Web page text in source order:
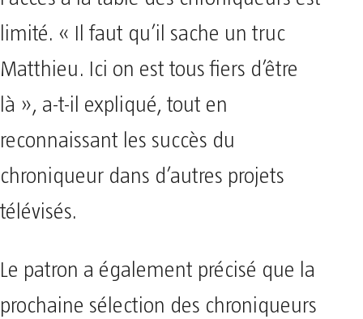
limité. « Il faut qu’il sache un truc
Matthieu. Ici on est tous fiers d’être
là », a-t-il expliqué, tout en
reconnaissant les succès du
chroniqueur dans d’autres projets
télévisés.
Le patron a également précisé que la
prochaine sélection des chroniqueurs